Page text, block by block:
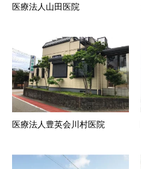
医療法人山田医院
医療法人豊英会川村医院